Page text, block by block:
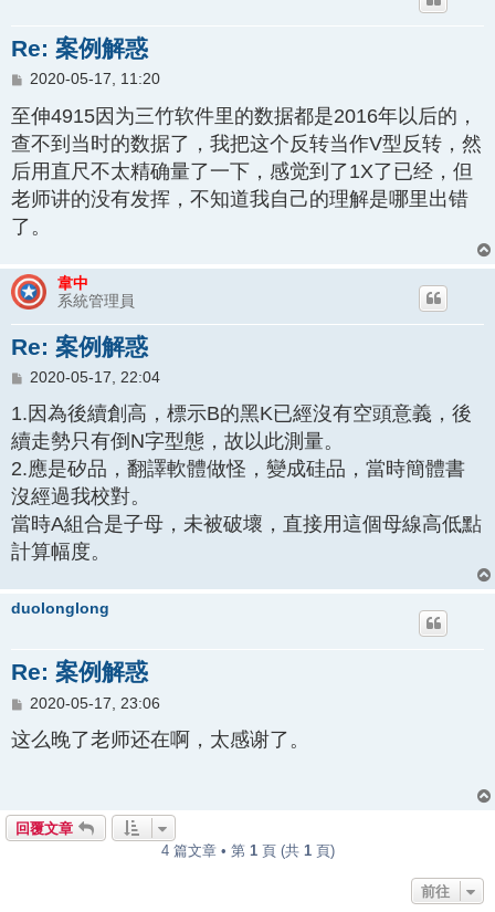
Re: 案例解惑
文
2020-05-17, 11:20
至伸4915因为三竹软件里的数据都是2016年以后的，
查不到当时的数据了，我把这个反转当作V型反转，然
后用直尺不太精确量了一下，感觉到了1X了已经，但
老师讲的没有发挥，不知道我自己的理解是哪里出错
了。
韋中
系統管理員
Re: 案例解惑
文
2020-05-17, 22:04
1.因為後續創高，標示B的黑K已經沒有空頭意義，後
續走勢只有倒N字型態，故以此測量。
2.應是矽品，翻譯軟體做怪，變成硅品，當時簡體書
沒經過我校對。
當時A組合是子母，未被破壞，直接用這個母線高低點
計算幅度。
duolonglong
Re: 案例解惑
文
2020-05-17, 23:06
这么晚了老师还在啊，太感谢了。
回覆文章
4 篇文章 • 第 1頁 (共 1頁)
前往